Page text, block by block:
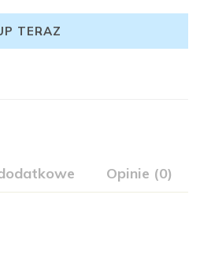
TERAZ
Opinie (0)